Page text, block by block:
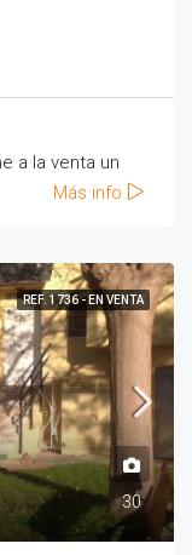
a la venta un
Más info
REF. 1736 - EN VENTA
30